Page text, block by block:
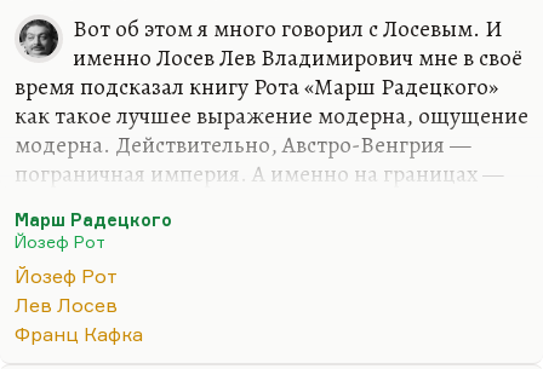
Вот об этом я много говорил с Лосевым. И
именно Лосев Лев Владимирович мне в своё
время подсказал книгу Рота «Марш Радецкого»
как такое лучшее выражение модерна, ощущение
модерна. Действительно, Австро-Венгрия —
пограничная империя. А именно на границах —
Бродские,— на границах возникает всё великое. А
здесь потрясающий стык границ, здесь много
всего; это сердце Европы.
По мысли Лосева, и я с этим согласен,
Марш Радецкого
Йозеф Рот
Йозеф Рот
Лев Лосев
Франц Кафка